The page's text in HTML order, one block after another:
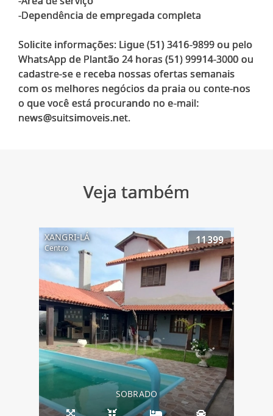
-Dependência de empregada completa
Solicite informações: Ligue (51) 3416-9899 ou pelo
WhatsApp de Plantão 24 horas (51) 99914-3000 ou
cadastre-se e receba nossas ofertas semanais
com os melhores negócios da praia ou conte-nos
o que você está procurando no e-mail:
Veja também
XANGRI-LÁ
Centro
11399
SOBRADO